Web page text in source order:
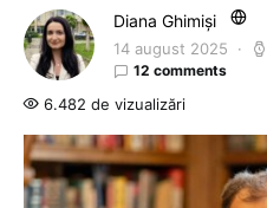
Diana Ghimiși
14 august 2025
12 comments
6.482 de vizualizări